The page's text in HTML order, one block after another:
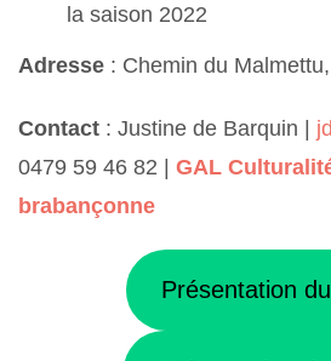
la saison 2022
Adresse : Chemin du
Contact : Justine de Barquin |
0479 59 46 82 | GAL
brabançonne
Présentation